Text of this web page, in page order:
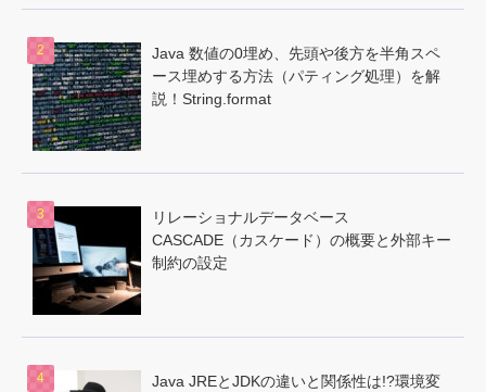
Java 数値の0埋め、先頭や後方を半角スペ
ース埋めする方法（パティング処理）を解
説！String.format
リレーショナルデータベース
CASCADE（カスケード）の概要と外部キー
制約の設定
Java JREとJDKの違いと関係性は!?環境変